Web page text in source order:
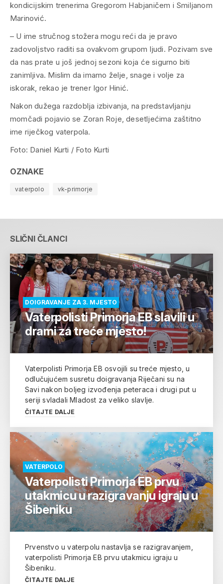
kondicijskim trenerima Gregorom Habjaničem i Smiljanom
Marinović.
– U ime stručnog stožera mogu reći da je pravo
zadovoljstvo raditi sa ovakvom grupom ljudi. Pozivam sve
da nas prate u još jednoj sezoni koja će sigurno biti
zanimljiva. Mislim da imamo želje, snage i volje za
iskorak, rekao je trener Igor Hinić.
Nakon dužega razdoblja izbivanja, na predstavljanju
momčadi pojavio se Zoran Roje, desetljećima zaštitno
ime riječkog vaterpola.
Foto: Daniel Kurti / Foto Kurti
OZNAKE
vaterpolo vk-primorje
SLIČNI ČLANCI
DOIGRAVANJE ZA 3. MJESTO
Vaterpolisti Primorja EB slavili u
drami za treće mjesto!
Vaterpolisti Primorja EB osvojili su treće mjesto, u
odlučujućem susretu doigravanja Riječani su na
Savi nakon boljeg izvođenja peteraca i drugi put u
seriji svladali Mladost za veliko slavlje.
ČITAJTE DALJE
VATERPOLO
Vaterpolisti Primorja EB prvu
utakmicu u razigravanju igraju u
Šibeniku
Prvenstvo u vaterpolu nastavlja se razigravanjem,
vaterpolisti Primorja EB prvu utakmicu igraju u
Šibeniku.
ČITAJTE DALJE